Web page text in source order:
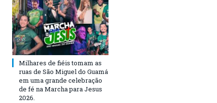
Milhares de fiéis tomam as
ruas de São Miguel do Guamá
em uma grande celebração
de fé na Marcha para Jesus
2026.